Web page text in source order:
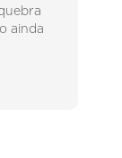
ainda